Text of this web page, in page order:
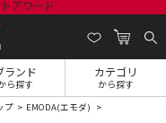
ランド
ら探す
カテゴリ
から探す
プ EMODA(エモダ)